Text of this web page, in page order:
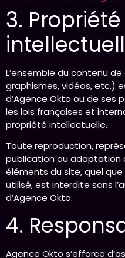
3. Propriété
L’ensemble du contenu
graphismes, vidéos, etc.)
d’Agence Okto ou de
les lois françaises et
propriété intellectuelle.
Toute reproduction,
publication ou adaptation
éléments du site, quel
utilisé, est interdite sans
d’Agence Okto.
4.
Agence Okto s’efforce